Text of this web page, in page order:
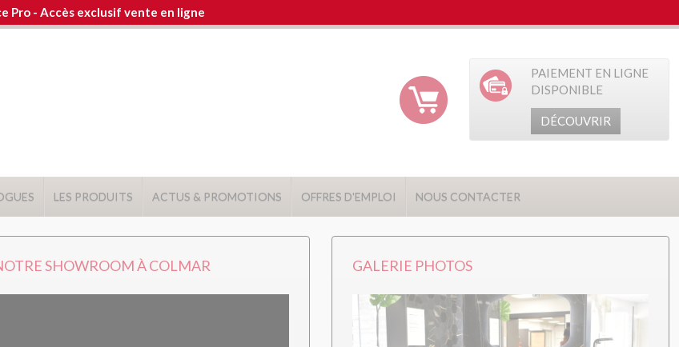
Pro - Accès exclusif vente en ligne
PAIEMENT EN LIGNE
DISPONIBLE
DÉCOUVRIR
LES PRODUITS ACTUS & PROMOTIONS OFFRES D'EMPLOI NOUS CONTACTER
SHOWROOM À COLMAR GALERIE PHOTOS